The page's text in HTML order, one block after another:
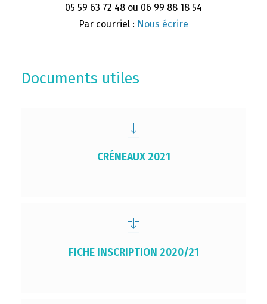
05 59 63 72 48 ou 06 99 88 18 54
Par courriel : Nous écrire
Documents utiles
CRÉNEAUX 2021
FICHE INSCRIPTION 2020/21